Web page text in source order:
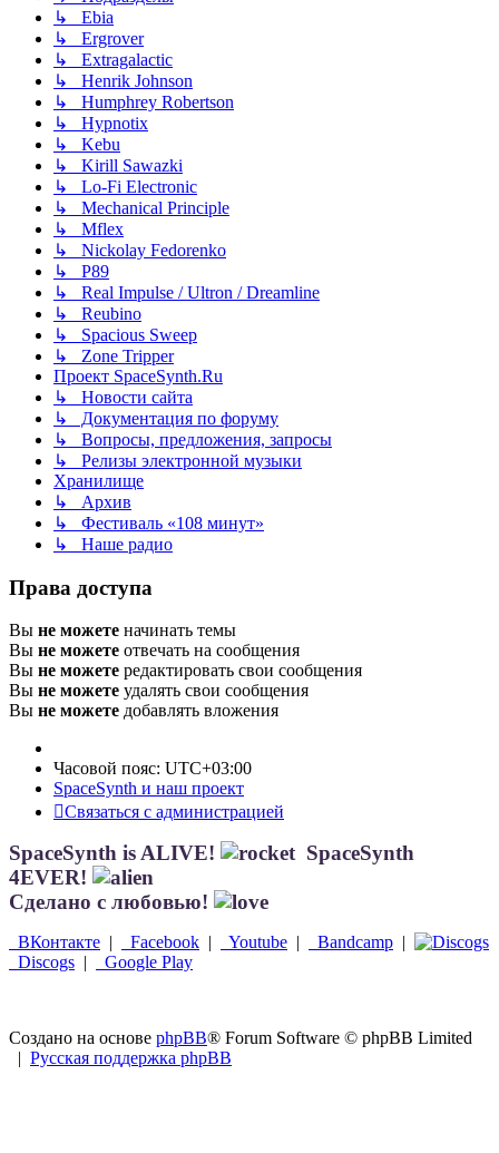
↳ Ebia
↳ Ergrover
↳ Extragalactic
↳ Henrik Johnson
↳ Humphrey Robertson
↳ Hypnotix
↳ Kebu
↳ Kirill Sawazki
↳ Lo-Fi Electronic
↳ Mechanical Principle
↳ Mflex
↳ Nickolay Fedorenko
↳ P89
↳ Real Impulse / Ultron / Dreamline
↳ Reubino
↳ Spacious Sweep
↳ Zone Tripper
Проект SpaceSynth.Ru
↳ Новости сайта
↳ Документация по форуму
↳ Вопросы, предложения, запросы
↳ Релизы электронной музыки
Хранилище
↳ Архив
↳ Фестиваль «108 минут»
↳ Наше радио
Права доступа
Вы не можете начинать темы
Вы не можете отвечать на сообщения
Вы не можете редактировать свои сообщения
Вы не можете удалять свои сообщения
Вы не можете добавлять вложения
Часовой пояс: UTC+03:00
SpaceSynth и наш проект
Связаться с администрацией
SpaceSynth is ALIVE!
SpaceSynth
4EVER!
Сделано с любовью!
ВКонтакте | Facebook | Youtube | Bandcamp |
Discogs | Google Play
Создано на основе phpBB® Forum Software © phpBB Limited
| Русская поддержка phpBB